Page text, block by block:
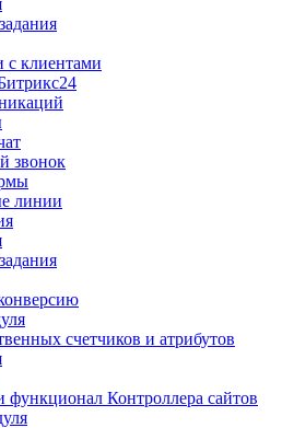
клиентами
звонок
линии
счетчиков и атрибутов
Контроллера сайтов